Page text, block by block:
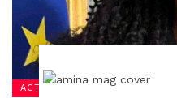
ACTUALITÉS